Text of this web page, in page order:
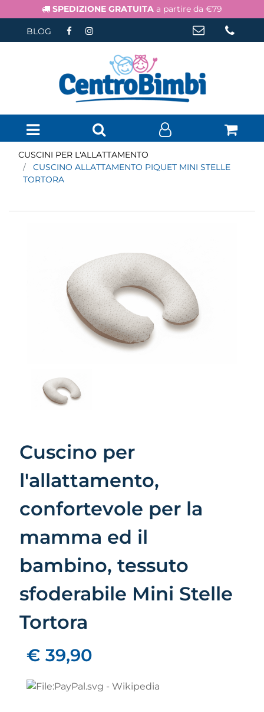
SPEDIZIONE GRATUITA a partire da €79
BLOG
Open menu
CUSCINI PER L'ALLATTAMENTO
CUSCINO ALLATTAMENTO PIQUET MINI STELLE
TORTORA
Cuscino per
l'allattamento,
confortevole per la
mamma ed il
bambino, tessuto
sfoderabile Mini Stelle
Tortora
€ 39,90